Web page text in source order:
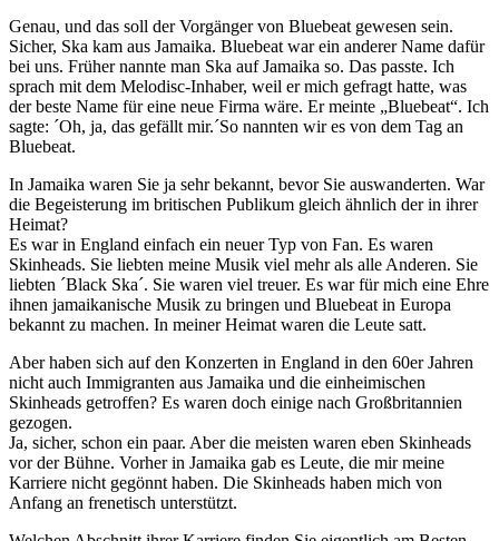
Genau, und das soll der Vorgänger von Bluebeat gewesen sein.
Sicher, Ska kam aus Jamaika. Bluebeat war ein anderer Name dafür
bei uns. Früher nannte man Ska auf Jamaika so. Das passte. Ich
sprach mit dem Melodisc-Inhaber, weil er mich gefragt hatte, was
der beste Name für eine neue Firma wäre. Er meinte „Bluebeat“. Ich
sagte: ´Oh, ja, das gefällt mir.´So nannten wir es von dem Tag an
Bluebeat.
In Jamaika waren Sie ja sehr bekannt, bevor Sie auswanderten. War
die Begeisterung im britischen Publikum gleich ähnlich der in ihrer
Heimat?
Es war in England einfach ein neuer Typ von Fan. Es waren
Skinheads. Sie liebten meine Musik viel mehr als alle Anderen. Sie
liebten ´Black Ska´. Sie waren viel treuer. Es war für mich eine Ehre
ihnen jamaikanische Musik zu bringen und Bluebeat in Europa
bekannt zu machen. In meiner Heimat waren die Leute satt.
Aber haben sich auf den Konzerten in England in den 60er Jahren
nicht auch Immigranten aus Jamaika und die einheimischen
Skinheads getroffen? Es waren doch einige nach Großbritannien
gezogen.
Ja, sicher, schon ein paar. Aber die meisten waren eben Skinheads
vor der Bühne. Vorher in Jamaika gab es Leute, die mir meine
Karriere nicht gegönnt haben. Die Skinheads haben mich von
Anfang an frenetisch unterstützt.